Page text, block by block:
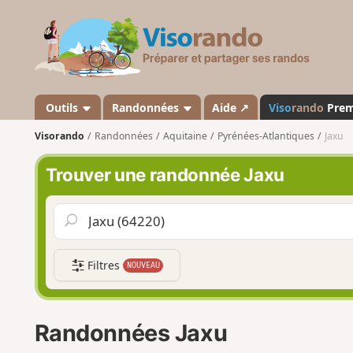
s
a
n
d
o
Outils Randonnées Aide ↗ Visorando
Visorando Randonnées Aquitaine Pyrénées-Atlantiques Jaxu
Trouver une randonnée Jaxu
Filtres NOUVEAU
Randonnées Jaxu